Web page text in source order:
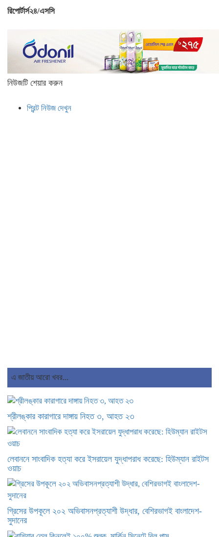
রিপোর্টার্স২৪/এসসি
নিউজটি শেয়ার করুন
প্রিন্ট নিউজ দেখুন
এ জাতীয় আরো খবর...
শ্রীলঙ্কার কারাগারে দাঙ্গায় নিহত ৩, আহত ২৩
লেবাননে সাংবাদিক হত্যা করে ইসরায়েল যুদ্ধাপরাধ করেছে: হিউম্যান রাইটস
ওয়াচ
গ্রিসের উপকূলে ২০২ অভিবাসনপ্রত্যাশী উদ্ধার, বেশিরভাগই বাংলাদেশ-
সুদানের